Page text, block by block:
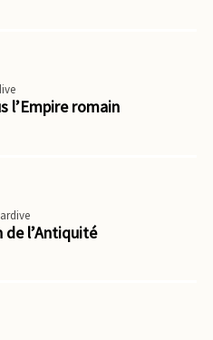
l’Empire romain
de l’Antiquité